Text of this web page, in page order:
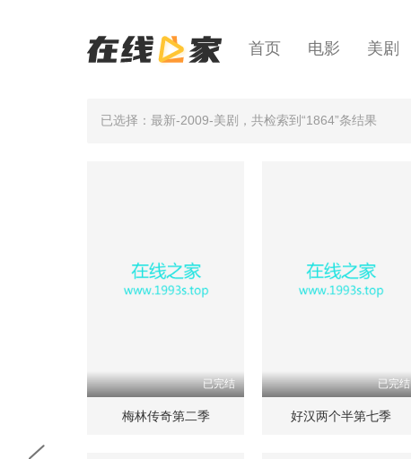
首页 电影 美剧
已选择：最新-2009-美剧 ，共检索到“1864”条结果
已完结
梅林传奇第二季
已完结
好汉两个半第七季